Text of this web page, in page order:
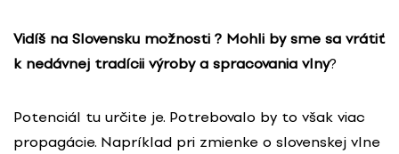
Vidíš na Slovensku možnosti ? Mohli by sme sa vrátiť
k nedávnej tradícii výroby a spracovania vlny?
Potenciál tu určite je. Potrebovalo by to však viac
propagácie. Napríklad pri zmienke o slovenskej vlne